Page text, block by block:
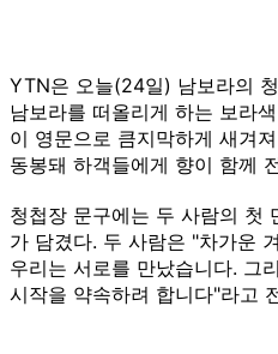
YTN은 오늘(24일) 남보라의
남보라를 떠올리게 하는 보라
이 영문으로 큼지막하게 새겨
동봉돼 하객들에게 향이 함께
청첩장 문구에는 두 사람의 첫
가 담겼다. 두 사람은 "차가운
우리는 서로를 만났습니다. 그
시작을 약속하려 합니다"라고